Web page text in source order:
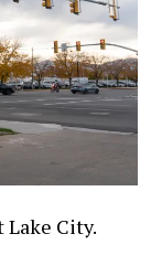
Lake City.